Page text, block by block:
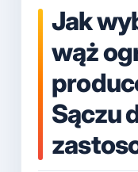
Jak
wąż
Sączu